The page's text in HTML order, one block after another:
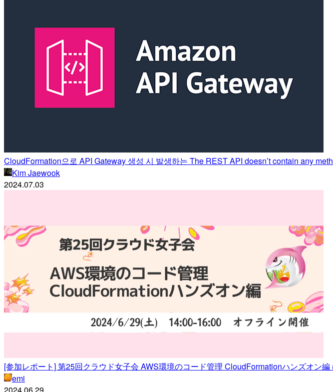
CloudFormation으로 API Gateway 생성 시 발생하는 The REST API doesn’t contain any
Kim Jaewook
2024.07.03
[参加レポート] 第25回クラウド女子会 AWS環境のコード管理 CloudFormationハンズオン
emi